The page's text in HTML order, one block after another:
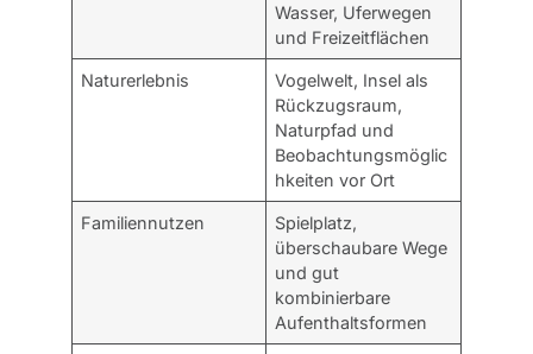
Wasser, Uferwegen
und Freizeitflächen
Naturerlebnis
Vogelwelt, Insel als
Rückzugsraum,
Naturpfad und
Beobachtungsmöglic
hkeiten vor Ort
Familiennutzen
Spielplatz,
überschaubare Wege
und gut
kombinierbare
Aufenthaltsformen